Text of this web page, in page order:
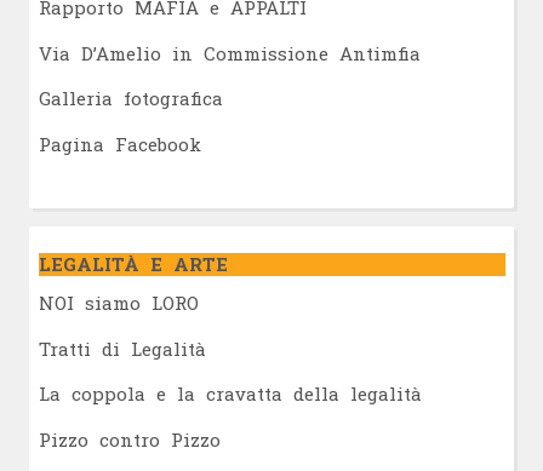
Rapporto MAFIA e APPALTI
Via D’Amelio in Commissione Antimfia
Galleria fotografica
Pagina Facebook
LEGALITÀ E ARTE
NOI siamo LORO
Tratti di Legalità
La coppola e la cravatta della legalità
Pizzo contro Pizzo